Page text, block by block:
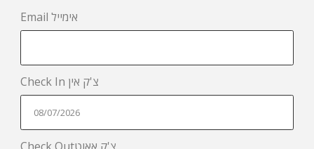
Email אימייל
Check In צ'ק אין